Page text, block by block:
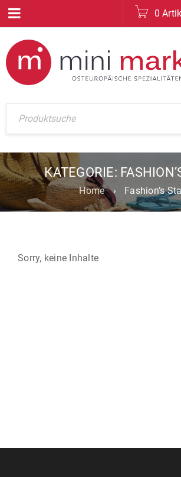
0
KATEGORIE:
Home › Fashion’s
Sorry, keine Inhalte